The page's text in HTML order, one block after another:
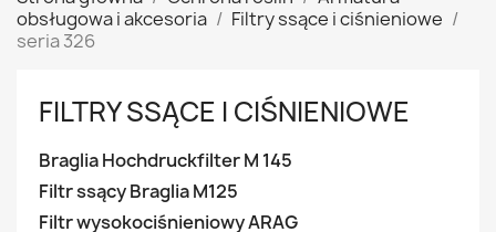
obsługowa i akcesoria
Filtry ssące i ciśnieniowe
seria 326
FILTRY SSĄCE I CIŚNIENIOWE
Braglia Hochdruckfilter M 145
Filtr ssący Braglia M125
Filtr wysokociśnieniowy ARAG